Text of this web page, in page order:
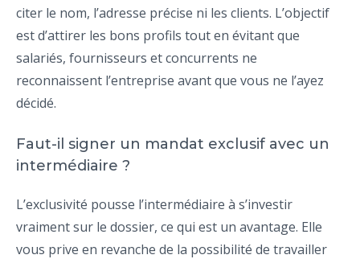
citer le nom, l’adresse précise ni les clients. L’objectif
est d’attirer les bons profils tout en évitant que
salariés, fournisseurs et concurrents ne
reconnaissent l’entreprise avant que vous ne l’ayez
décidé.
Faut-il signer un mandat exclusif avec un
intermédiaire ?
L’exclusivité pousse l’intermédiaire à s’investir
vraiment sur le dossier, ce qui est un avantage. Elle
vous prive en revanche de la possibilité de travailler